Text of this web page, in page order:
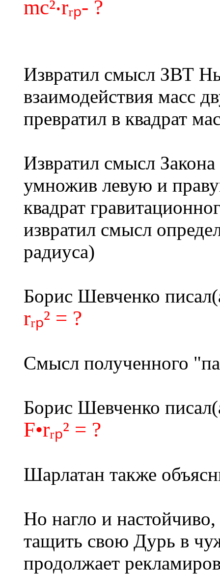
mc²‧rᵣₚ- ?
Извратил смысл ЗВТ
взаимодействия масс
превратил в квадрат
Извратил смысл
умножив левую и
квадрат
извратил смысл
радиуса)
Борис Шевченко
rᵣₚ² = ?
Смысл полученного
Борис Шевченко
F•rᵣₚ² = ?
Шарлатан также
Но нагло и
тащить свою Дурь в
продолжает